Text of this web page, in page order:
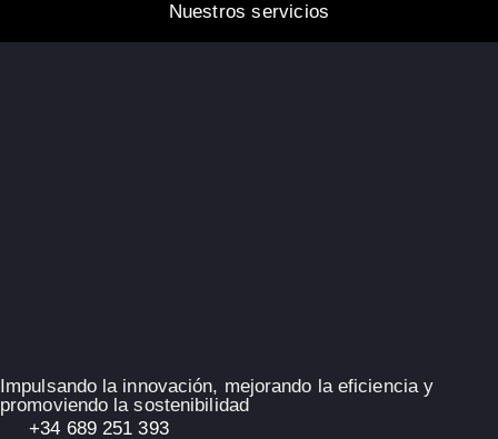
Nuestros servicios
Impulsando la innovación, mejorando la eficiencia y
promoviendo la sostenibilidad
+34 689 251 393